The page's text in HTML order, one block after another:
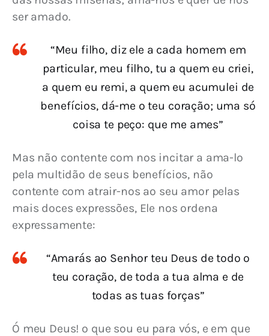
ser amado.
“Meu filho, diz ele a cada homem em
particular, meu filho, tu a quem eu criei,
a quem eu remi, a quem eu acumulei de
benefícios, dá-me o teu coração; uma só
coisa te peço: que me ames”
Mas não contente com nos incitar a ama-lo
pela multidão de seus benefícios, não
contente com atrair-nos ao seu amor pelas
mais doces expressões, Ele nos ordena
expressamente:
“Amarás ao Senhor teu Deus de todo o
teu coração, de toda a tua alma e de
todas as tuas forças”
Ó meu Deus! o que sou eu para vós, e em que